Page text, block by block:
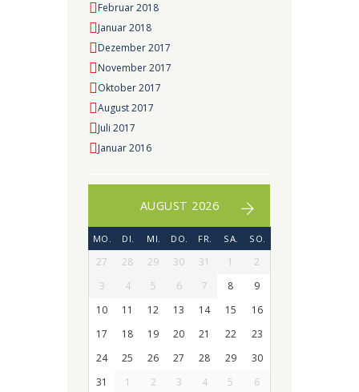
Februar 2018
Januar 2018
Dezember 2017
November 2017
Oktober 2017
August 2017
Juli 2017
Januar 2016
AUGUST 2026
MO. DI. MI. DO. FR. SA. SO.
27 28 29 30 31 1
2
3
4 5 6 7 8
9
10
11 12 13 14 15
16
17
18 19 20 21 22
23
24
25 26 27 28 29
30
31
1 2 3 4 5 6